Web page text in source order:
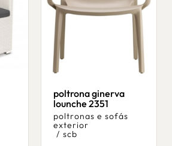
poltrona ginerva
lounche 2351
poltronas e sofás
exterior
/ scb